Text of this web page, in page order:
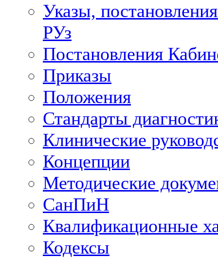
Указы,
РУз
Постановления
Приказы
Положения
Стандарты
Клинические
Концепции
Методические
СанПиН
Квалификационные
Кодексы